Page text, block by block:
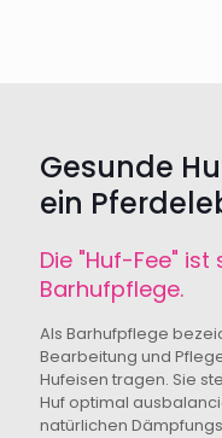
Gesunde
ein
Die "Huf-Fee"
Barhufpflege.
Als Barhufpflege
Bearbeitung und
Hufeisen tragen. Sie
Huf optimal
natürlichen